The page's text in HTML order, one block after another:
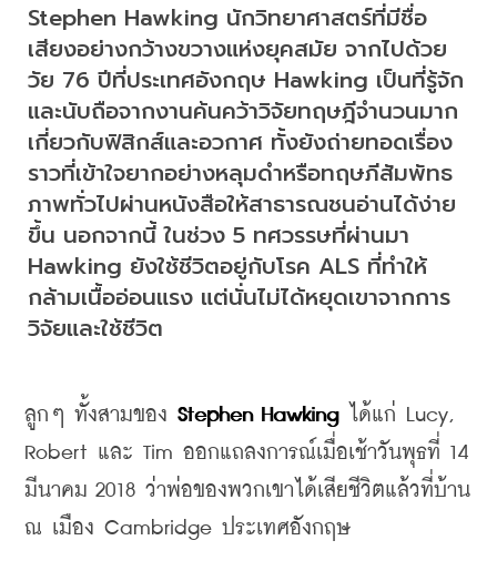
Stephen Hawking นักวิทยาศาสตร์ที่มีชื่อ
เสียงอย่างกว้างขวางแห่งยุคสมัย จากไปด้วย
วัย 76 ปีที่ประเทศอังกฤษ Hawking เป็นที่รู้จัก
และนับถือจากงานค้นคว้าวิจัยทฤษฎีจำนวนมาก
เกี่ยวกับฟิสิกส์และอวกาศ ทั้งยังถ่ายทอดเรื่อง
ราวที่เข้าใจยากอย่างหลุมดำหรือทฤษภีสัมพัทธ
ภาพทั่วไปผ่านหนังสือให้สาธารณชนอ่านได้ง่าย
ขึ้น นอกจากนี้ ในช่วง 5 ทศวรรษที่ผ่านมา
Hawking ยังใช้ชีวิตอยู่กับโรค ALS ที่ทำให้
กล้ามเนื้ออ่อนแรง แต่นั่นไม่ได้หยุดเขาจากการ
วิจัยและใช้ชีวิต
ลูกๆ ทั้งสามของ Stephen Hawking ได้แก่ Lucy,
Robert และ Tim ออกแถลงการณ์เมื่อเช้าวันพุธที่ 14
มีนาคม 2018 ว่าพ่อของพวกเขาได้เสียชีวิตแล้วที่บ้าน
ณ เมือง Cambridge ประเทศอังกฤษ